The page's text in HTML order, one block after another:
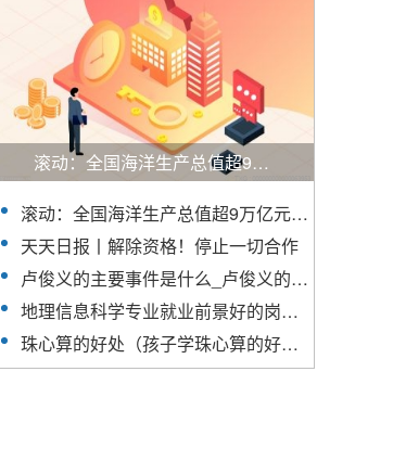
滚动：全国海洋生产总值超9万亿元（新数据 新看点） 海上风电发电量同比增长116.2%
滚动：全国海洋生产总值超9万亿元（新数据 新看点） 海上风电发电量同比增长116.2%
天天日报丨解除资格！停止一切合作
卢俊义的主要事件是什么_卢俊义的主要事件|全球热文
地理信息科学专业就业前景好的岗位_地理信息科学专业就业前景
珠心算的好处（孩子学珠心算的好处） 天天观焦点